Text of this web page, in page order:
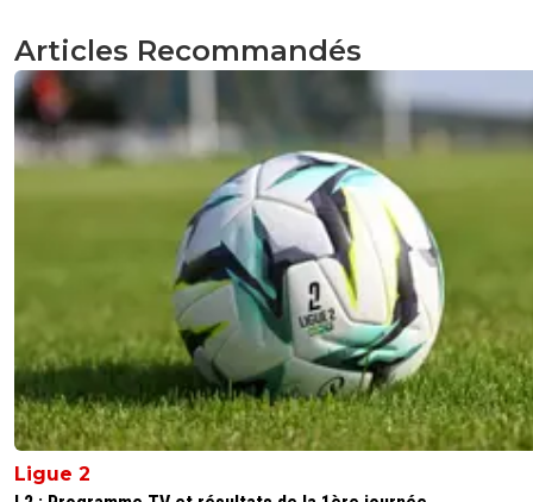
Articles Recommandés
Ligue 2